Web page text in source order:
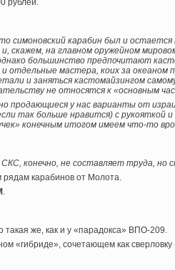
рублей.
симоновский карабин был и
скажем, на главном оружейном
большинство предпочитают
отдельные мастера, коих за океаном
и заняться кастомайзингом
не относятся к «основным
продающиеся у нас варианты от
так больше нравится) с рукояткой
конечным итогом имеем что-то
конечно, не составляет труда, но
карабинов от Молота.
.
же, как и у «парадокса» ВПО-209.
«гибриде», сочетающем как